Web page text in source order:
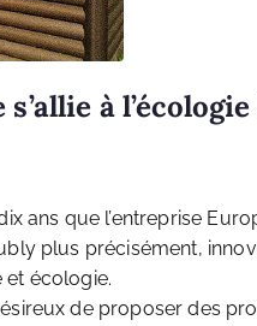
à l’écologie
ans que l’entreprise
plus précisément,
et écologie.
de proposer des